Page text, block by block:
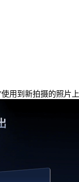
到新拍摄的照片